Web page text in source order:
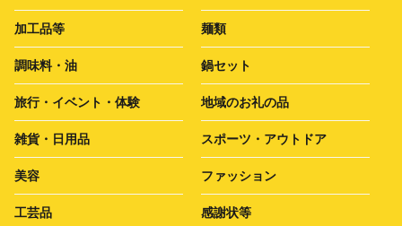
加工品等 麺類
調味料・油 鍋セット
旅行・イベント・体験 地域のお礼の品
雑貨・日用品 スポーツ・アウトドア
美容 ファッション
工芸品 感謝状等